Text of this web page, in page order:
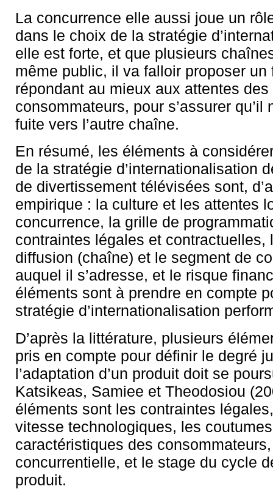
La concurrence elle aussi joue un
dans le choix de la stratégie
elle est forte, et que plusieurs
même public, il va falloir proposer un
répondant au mieux aux attentes des
consommateurs, pour s’assurer qu’il
fuite vers l’autre chaîne.
En résumé, les éléments à
de la stratégie d’internationalisation
de divertissement télévisées sont,
empirique : la culture et les attentes
concurrence, la grille de
contraintes légales et contractuelles,
diffusion (chaîne) et le segment de
auquel il s’adresse, et le risque
éléments sont à prendre en compte
stratégie d’internationalisation
D’après la littérature, plusieurs
pris en compte pour définir le degré
l’adaptation d’un produit doit se
Katsikeas, Samiee et Theodosiou
éléments sont les contraintes
vitesse technologiques, les
caractéristiques des consommateurs,
concurrentielle, et le stage du cycle
produit.